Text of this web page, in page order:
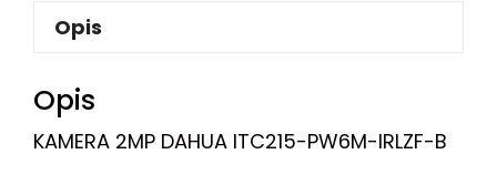
Opis
Opis
KAMERA 2MP DAHUA ITC215-PW6M-IRLZF-B